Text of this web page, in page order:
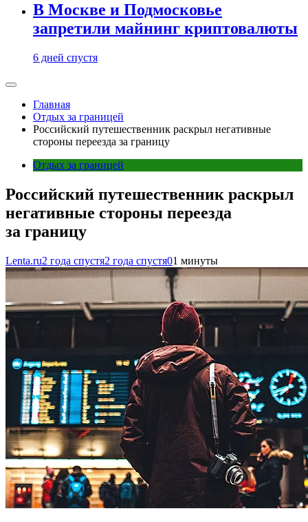
В Москве и Подмосковье
запретили майнинг криптовалюты
6 дней спустя
Главная
Отдых за границей
Российский путешественник раскрыл негативные
стороны переезда за границу
Отдых за границей
Российский путешественник раскрыл
негативные стороны переезда
за границу
Lenta.ru2 года спустя2 года спустя01 минуты